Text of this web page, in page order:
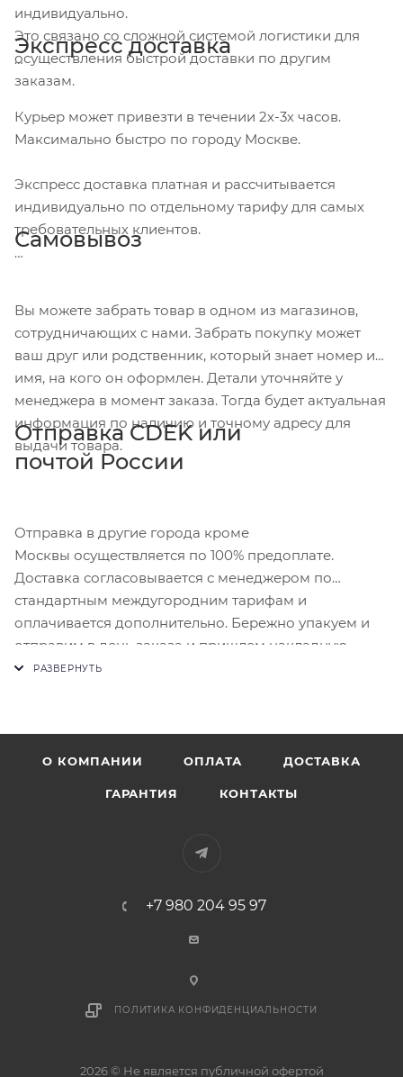
индивидуально.
Это связано со сложной системой логистики для
осуществления быстрой доставки по другим
заказам.
Экспресс доставка
Курьер может привезти в течении 2х-3х часов.
Максимально быстро по городу Москве.
Экспресс доставка платная и рассчитывается
индивидуально по отдельному тарифу для самых
требовательных клиентов.
Самовывоз
Вы можете забрать товар в одном из магазинов,
сотрудничающих с нами. Забрать покупку может
ваш друг или родственник, который знает номер и
имя, на кого он оформлен. Детали уточняйте у
менеджера в момент заказа. Тогда будет актуальная
информация по наличию и точному адресу для
выдачи товара.
Отправка CDEK или
почтой России
Отправка в другие города кроме
Москвы осуществляется по 100% предоплате.
Доставка согласовывается с менеджером по
стандартным междугородним тарифам и
оплачивается дополнительно. Бережно упакуем и
отправим в день заказа и пришлем накладную.
О КОМПАНИИ ОПЛАТА ДОСТАВКА
ГАРАНТИЯ КОНТАКТЫ
+7 980 204 95 97
ПОЛИТИКА КОНФИДЕНЦИАЛЬНОСТИ
2026 © Не является публичной офертой